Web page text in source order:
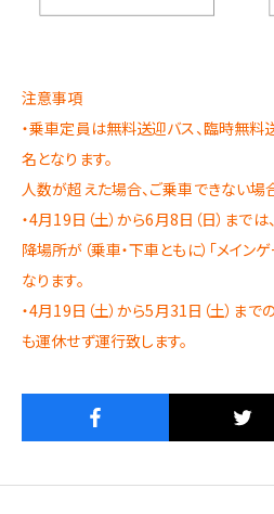
注意事項
・乗車定員は無料送迎バス、臨時無料
名となります。
人数が超えた場合、ご乗車できない場
・4月19日（土）から6月8日（日）ま
降場所が（乗車・下車ともに）「メイン
なります。
・4月19日（土）から5月31日（土）ま
も運休せず運行致します。